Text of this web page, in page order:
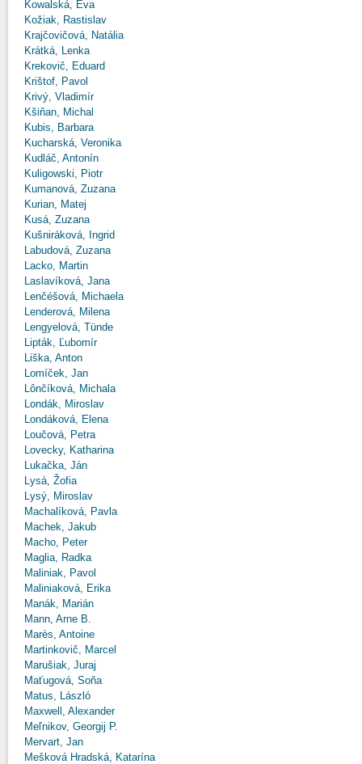
Kowalská, Eva
Kožiak, Rastislav
Krajčovičová, Natália
Krátká, Lenka
Krekovič, Eduard
Krištof, Pavol
Krivý, Vladimír
Kšiňan, Michal
Kubis, Barbara
Kucharská, Veronika
Kudláč, Antonín
Kuligowski, Piotr
Kumanová, Zuzana
Kurian, Matej
Kusá, Zuzana
Kušniráková, Ingrid
Labudová, Zuzana
Lacko, Martin
Laslavíková, Jana
Lenčéšová, Michaela
Lenderová, Milena
Lengyelová, Tünde
Lipták, Ľubomír
Liška, Anton
Lomíček, Jan
Lônčíková, Michala
Londák, Miroslav
Londáková, Elena
Loučová, Petra
Lovecky, Katharina
Lukačka, Ján
Lysá, Žofia
Lysý, Miroslav
Machalíková, Pavla
Machek, Jakub
Macho, Peter
Maglia, Radka
Maliniak, Pavol
Maliniaková, Erika
Manák, Marián
Mann, Arne B.
Marès, Antoine
Martinkovič, Marcel
Marušiak, Juraj
Maťugová, Soňa
Matus, László
Maxwell, Alexander
Meľnikov, Georgij P.
Mervart, Jan
Mešková Hradská, Katarína